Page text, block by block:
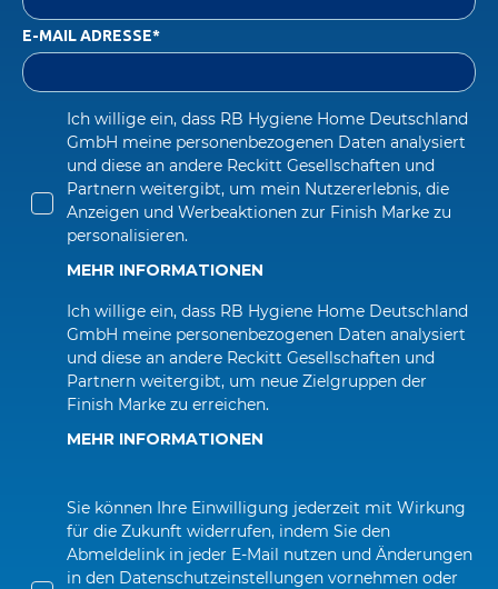
E-MAIL ADRESSE*
Ich willige ein, dass RB Hygiene Home Deutschland
GmbH meine personenbezogenen Daten analysiert
und diese an andere Reckitt Gesellschaften und
Partnern weitergibt, um mein Nutzererlebnis, die
Anzeigen und Werbeaktionen zur Finish Marke zu
Ich willige ein, dass RB Hygiene Home Deutschland
GmbH meine personenbezogenen Daten analysiert
und diese an andere Reckitt Gesellschaften und
Partnern weitergibt, um neue Zielgruppen der
Finish Marke zu erreichen.
Sie können Ihre Einwilligung jederzeit mit Wirkung
für die Zukunft widerrufen, indem Sie den
Abmeldelink in jeder E-Mail nutzen und Änderungen
in den Datenschutzeinstellungen vornehmen oder